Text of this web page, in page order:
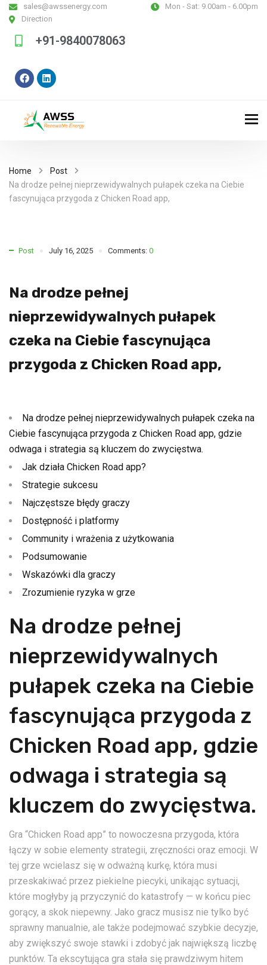
sales@awssenergy.com Mon - Sat: 9.00am - 6.00pm
Direction
+91-9840078063
Home
Post
Na drodze pełnej nieprzewidywalnych pułapek czeka na Ciebie
fascynująca przygoda z Chicken Road app,
Post July 16, 2025 Comments: 0
Na drodze pełnej
nieprzewidywalnych pułapek
czeka na Ciebie fascynująca
przygoda z Chicken Road app,
Na drodze pełnej nieprzewidywalnych pułapek czeka na
Ciebie fascynująca przygoda z Chicken Road app, gdzie
odwaga i strategia są kluczem do zwycięstwa.
Jak działa Chicken Road app?
Strategie sukcesu
Najczęstsze błędy graczy
Dostępność i platformy
Community i wrażenia z użytkowania
Podsumowanie
Wskazówki dla graczy
Zrozumienie ryzyka w grze
Na drodze pełnej
nieprzewidywalnych
pułapek czeka na Ciebie
fascynująca przygoda z
Chicken Road app, gdzie
odwaga i strategia są
kluczem do zwycięstwa.
Gra “Chicken Road app” to nowoczesna przygoda, która
łączy w sobie elementy strategii, zręczności oraz emocji. W
tej grze wcielasz się w odważną kurkę, która musi
przeskakiwać przez piekielne piecyki, unikając sytuacji,
które mogłyby ją przyczynić do katastrofy — w końcu piec
gorący, a skok niepewny. Jako gracz musisz nie tylko być
sprawny manualnie, ale także podejmować szybkie decyzje,
aby zwiększyć swoje stawki i zdobyć jak największą liczbę
punktów. Ta ekscytująca gra stała się prawdziwym hitem